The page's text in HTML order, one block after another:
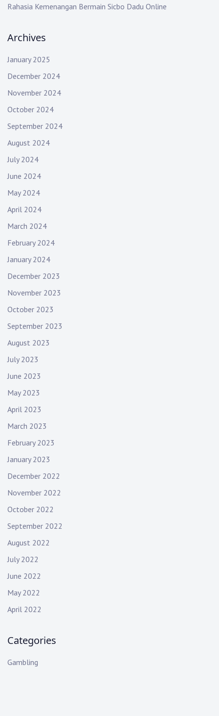
Rahasia Kemenangan Bermain Sicbo Dadu Online
Archives
January 2025
December 2024
November 2024
October 2024
September 2024
August 2024
July 2024
June 2024
May 2024
April 2024
March 2024
February 2024
January 2024
December 2023
November 2023
October 2023
September 2023
August 2023
July 2023
June 2023
May 2023
April 2023
March 2023
February 2023
January 2023
December 2022
November 2022
October 2022
September 2022
August 2022
July 2022
June 2022
May 2022
April 2022
Categories
Gambling